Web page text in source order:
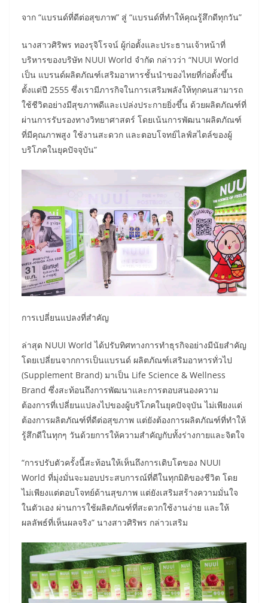
จาก “แบรนด์ที่ดีต่อสุขภาพ” สู่ “แบรนด์ที่ทำให้คุณรู้สึกดีทุกวัน”
นางสาวศิริพร ทองรุจิโรจน์ ผู้ก่อตั้งและประธานเจ้าหน้าที่
บริหารของบริษัท NUUI World จำกัด กล่าวว่า “NUUI World
เป็น แบรนด์ผลิตภัณฑ์เสริมอาหารชั้นนำของไทยที่ก่อตั้งขึ้น
ตั้งแต่ปี 2555 ซึ่งเรามีภารกิจในการเสริมพลังให้ทุกคนสามารถ
ใช้ชีวิตอย่างมีสุขภาพดีและเปล่งประกายยิ่งขึ้น ด้วยผลิตภัณฑ์ที่
ผ่านการรับรองทางวิทยาศาสตร์ โดยเน้นการพัฒนาผลิตภัณฑ์
ที่มีคุณภาพสูง ใช้งานสะดวก และตอบโจทย์ไลฟ์สไตล์ของผู้
บริโภคในยุคปัจจุบัน”
การเปลี่ยนแปลงที่สำคัญ
ล่าสุด NUUI World ได้ปรับทิศทางการทำธุรกิจอย่างมีนัยสำคัญ
โดยเปลี่ยนจากการเป็นแบรนด์ ผลิตภัณฑ์เสริมอาหารทั่วไป
(Supplement Brand) มาเป็น Life Science & Wellness
Brand ซึ่งสะท้อนถึงการพัฒนาและการตอบสนองความ
ต้องการที่เปลี่ยนแปลงไปของผู้บริโภคในยุคปัจจุบัน ไม่เพียงแต่
ต้องการผลิตภัณฑ์ที่ดีต่อสุขภาพ แต่ยังต้องการผลิตภัณฑ์ที่ทำให้
รู้สึกดีในทุกๆ วันด้วยการให้ความสำคัญกับทั้งร่างกายและจิตใจ
“การปรับตัวครั้งนี้สะท้อนให้เห็นถึงการเติบโตของ NUUI
World ที่มุ่งมั่นจะมอบประสบการณ์ที่ดีในทุกมิติของชีวิต โดย
ไม่เพียงแต่ตอบโจทย์ด้านสุขภาพ แต่ยังเสริมสร้างความมั่นใจ
ในตัวเอง ผ่านการใช้ผลิตภัณฑ์ที่สะดวกใช้งานง่าย และให้
ผลลัพธ์ที่เห็นผลจริง” นางสาวศิริพร กล่าวเสริม